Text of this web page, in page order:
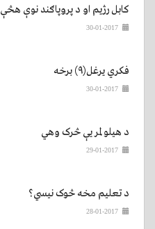
کابل رژیم او د پروپاګند نوې هڅې
30-01-2017
فکري یرغل(۹) برخه
30-01-2017
د هیلو لمر یې څرک وهي
29-01-2017
د تعلیم مخه څوک نیسي؟
28-01-2017